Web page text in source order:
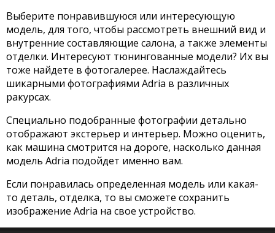
Выберите понравившуюся или интересующую
модель, для того, чтобы рассмотреть внешний вид и
внутренние составляющие салона, а также элементы
отделки. Интересуют тюнингованные модели? Их вы
тоже найдете в фотогалерее. Наслаждайтесь
шикарными фотографиями Adria в различных
ракурсах.
Специально подобранные фотографии детально
отображают экстерьер и интерьер. Можно оценить,
как машина смотрится на дороге, насколько данная
модель Adria подойдет именно вам.
Если понравилась определенная модель или какая-
то деталь, отделка, то вы сможете сохранить
изображение Adria на свое устройство.